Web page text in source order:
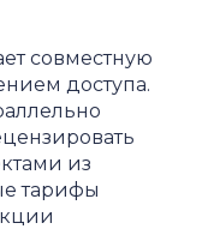
совместную
доступа.
из
тарифы